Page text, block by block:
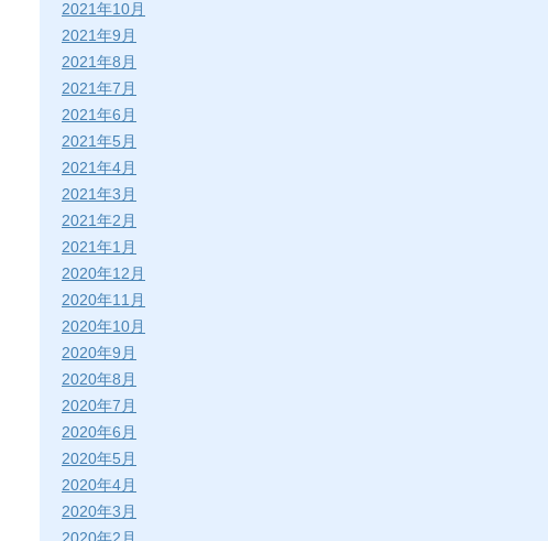
2021年10月
2021年9月
2021年8月
2021年7月
2021年6月
2021年5月
2021年4月
2021年3月
2021年2月
2021年1月
2020年12月
2020年11月
2020年10月
2020年9月
2020年8月
2020年7月
2020年6月
2020年5月
2020年4月
2020年3月
2020年2月